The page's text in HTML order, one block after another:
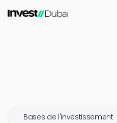
Bases de l'investissement